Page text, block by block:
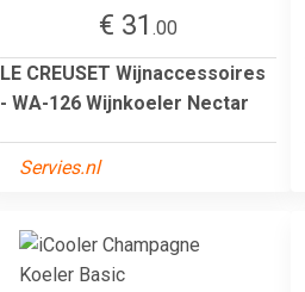
€ 31 .00
LE CREUSET Wijnaccessoires
- WA-126 Wijnkoeler Nectar
Servies.nl